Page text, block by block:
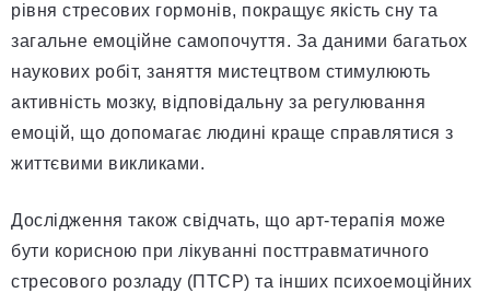
рівня стресових гормонів, покращує якість сну та
загальне емоційне самопочуття. За даними багатьох
наукових робіт, заняття мистецтвом стимулюють
активність мозку, відповідальну за регулювання
емоцій, що допомагає людині краще справлятися з
життєвими викликами.
Дослідження також свідчать, що арт-терапія може
бути корисною при лікуванні посттравматичного
стресового розладу (ПТСР) та інших психоемоційних